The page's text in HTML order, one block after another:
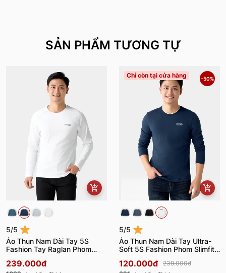
SẢN PHẨM TƯƠNG TỰ
5/5
Áo Thun Nam Dài Tay 5S
Fashion Tay Raglan Phom
239.000đ
Chỉ còn tại cửa hàng -50%
5/5
Áo Thun Nam Dài Tay Ultra-
Soft 5S Fashion Phom Slimfit
120.000đ
239.000đ